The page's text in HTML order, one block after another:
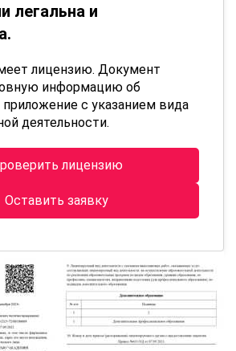
легальна и
лицензию. Документ
информацию об
приложение с указанием вида
деятельности.
лицензию
Оставить заявку